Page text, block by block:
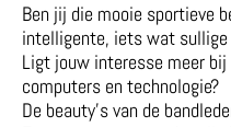
Ben jij die mooie sportieve
intelligente, iets wat sullige
Ligt jouw interesse meer
computers en technologie?
De beauty’s van de